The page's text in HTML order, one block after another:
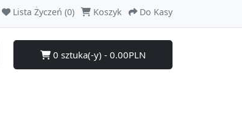
Lista Życzeń (0) Koszyk Do Kasy
0 sztuka(-y) - 0.00PLN